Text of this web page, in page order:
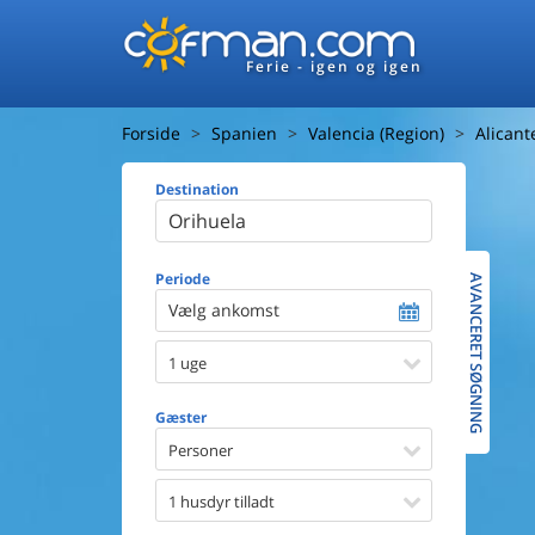
Ferie - igen og igen
Forside Spanien Valencia (Region)
Destination
Periode
Vælg ankomst
1 uge
Gæster
Personer
1 husdyr tilladt
Afstand til
Udsigt til
Faciliteter
Spa
AVANCERET SØGNING